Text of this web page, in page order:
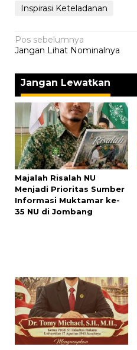
Inspirasi Keteladanan
Navigasi
pos
Pos sebelumnya
Jangan Lihat Nominalnya
Jangan Lewatkan
Majalah Risalah NU
Menjadi Prioritas Sumber
Informasi Muktamar ke-
35 NU di Jombang